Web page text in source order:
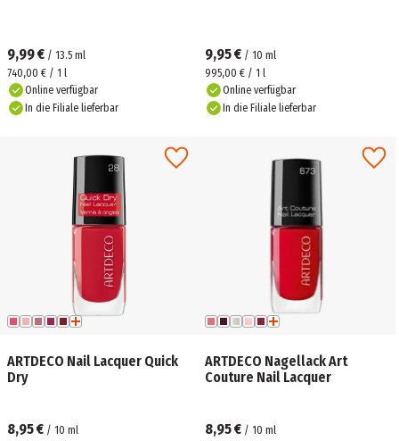
9,99 € / 13.5 ml
740,00 € / 1 l
Online verfügbar
In die Filiale lieferbar
9,95 € / 10 ml
995,00 € / 1 l
Online verfügbar
In die Filiale lieferbar
ARTDECO Nail Lacquer Quick
Dry
8,95 € / 10 ml
ARTDECO Nagellack Art
Couture Nail Lacquer
8,95 € / 10 ml